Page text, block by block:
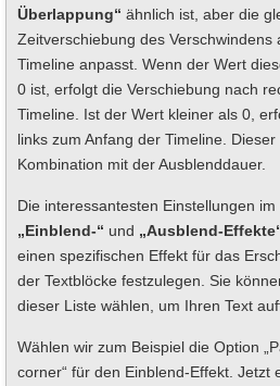
Überlappung“ ähnlich ist, aber die
Zeitverschiebung des Verschwindens
Timeline anpasst. Wenn der Wert
0 ist, erfolgt die Verschiebung nach
Timeline. Ist der Wert kleiner als 0,
links zum Anfang der Timeline.
Kombination mit der Ausblenddauer.
Die interessantesten Einstellungen
„Einblend-“ und „Ausblend-
einen spezifischen Effekt für das
der Textblöcke festzulegen. Sie
dieser Liste wählen, um Ihren Text
Wählen wir zum Beispiel die Option
corner“ für den Einblend-Effekt. Jetzt